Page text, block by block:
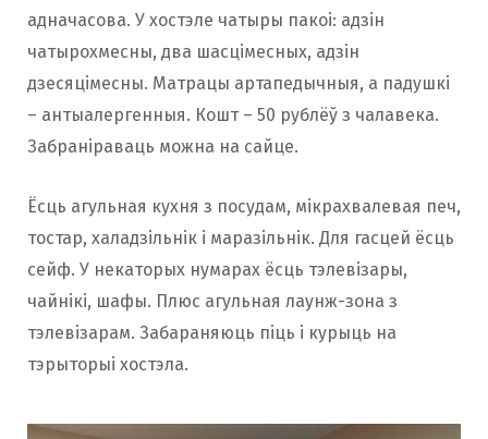
адначасова. У хостэле чатыры пакоі: адзін
чатырохмесны, два шасцімесных, адзін
дзесяцімесны. Матрацы артапедычныя, а падушкі
– антыалергенныя. Кошт – 50 рублёў з чалавека.
Забраніраваць можна на сайце.
Ёсць агульная кухня з посудам, мікрахвалевая печ,
тостар, халадзільнік і маразільнік. Для гасцей ёсць
сейф. У некаторых нумарах ёсць тэлевізары,
чайнікі, шафы. Плюс агульная лаунж-зона з
тэлевізарам. Забараняюць піць і курыць на
тэрыторыі хостэла.